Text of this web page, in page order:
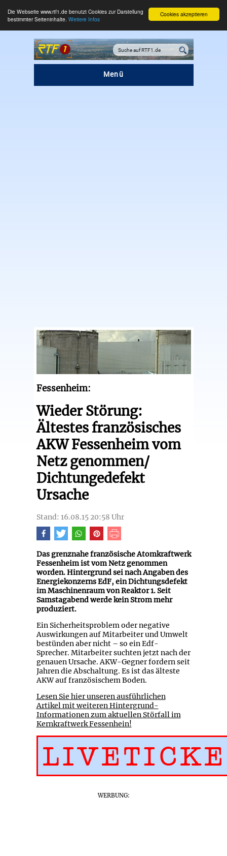
Cookies akzeptieren
Die Webseite www.rtf1.de benutzt Cookies zur Darstellung
bestimmter Seiteninhalte. Weitere Infos
Menü
Fessenheim:
Wieder Störung:
Ältestes französisches
AKW Fessenheim vom
Netz genommen/
Dichtungedefekt
Ursache
Stand: 16.08.15 20:58 Uhr
Das grenznahe französische Atomkraftwerk
Fessenheim ist vom Netz genommen
worden. Hintergrund sei nach Angaben des
Energiekonzerns EdF, ein Dichtungsdefekt
im Maschinenraum von Reaktor 1. Seit
Samstagabend werde kein Strom mehr
produziert.
Ein Sicherheitsproblem oder negative
Auswirkungen auf Mitarbeiter und Umwelt
bestünden aber nicht – so ein Edf-
Sprecher. Mitarbeiter suchten jetzt nach der
genauen Ursache. AKW-Gegner fordern seit
Jahren die Abschaltung. Es ist das älteste
AKW auf französischem Boden.
Lesen Sie hier unseren ausführlichen
Artikel mit weiteren Hintergrund-
Informationen zum aktuellen Störfall im
Kernkraftwerk Fessenhein!
WERBUNG: